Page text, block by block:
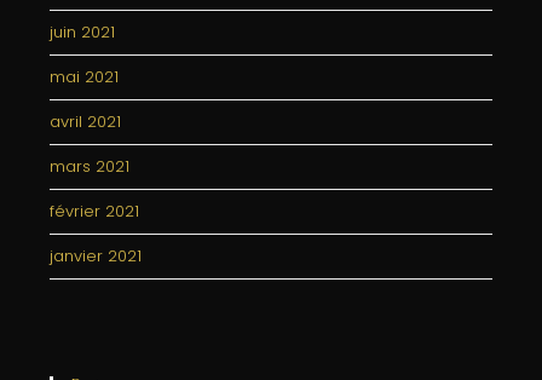
juin 2021
mai 2021
avril 2021
mars 2021
février 2021
janvier 2021